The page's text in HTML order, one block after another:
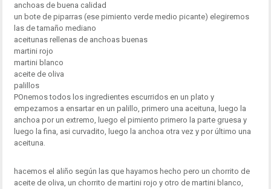
anchoas de buena calidad
un bote de piparras (ese pimiento verde medio picante) elegiremos
las de tamaño mediano
aceitunas rellenas de anchoas buenas
martini rojo
martini blanco
aceite de oliva
palillos
POnemos todos los ingredientes escurridos en un plato y
empezamos a ensartar en un palillo, primero una aceituna, luego la
anchoa por un extremo, luego el pimiento primero la parte gruesa y
luego la fina, asi curvadito, luego la anchoa otra vez y por último una
aceituna.
hacemos el aliño según las que hayamos hecho pero un chorrito de
aceite de oliva, un chorrito de martini rojo y otro de martini blanco,